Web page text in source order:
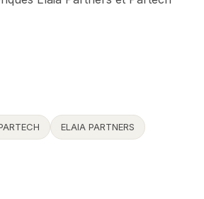
ELAIA PARTNERS